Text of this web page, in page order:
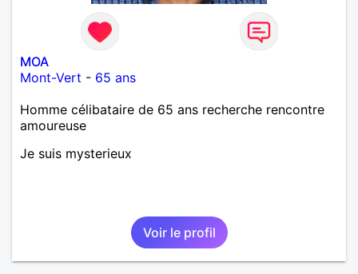
MOA
Mont-Vert - 65 ans
Homme célibataire de 65 ans recherche rencontre
amoureuse
Je suis mysterieux
Voir le profil